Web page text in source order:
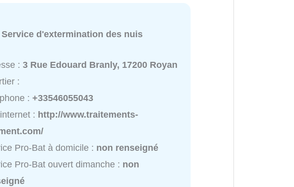
Service d'extermination des nuis
:3 Rue Edouard Branly, 17200 Royan
:
:+33546055043
: http://www.traitements-
Pro-Bat à domicile : non renseigné
Pro-Bat ouvert dimanche : non